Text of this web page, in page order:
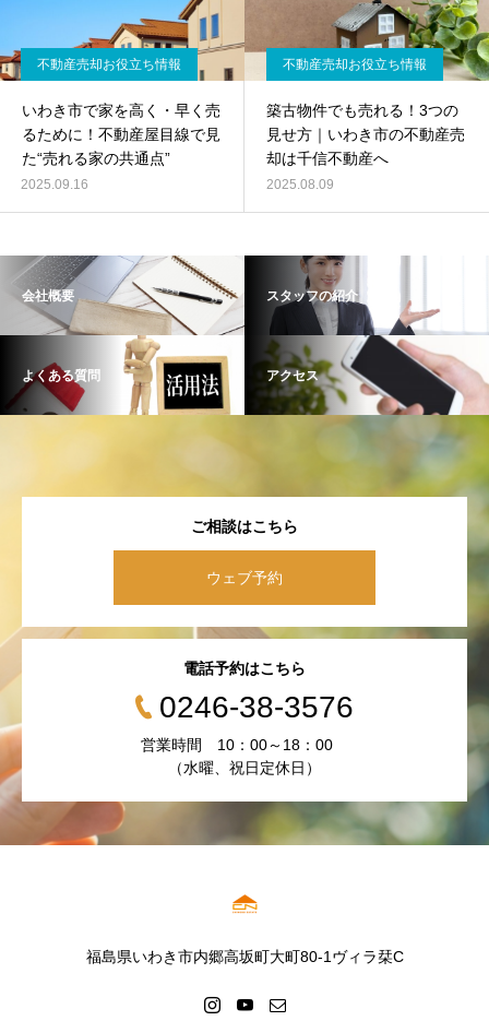
不動産売却お役立ち情報
いわき市で家を高く・早く売
るために！不動産屋目線で見
た“売れる家の共通点”
2025.09.16
不動産売却お役立ち情報
築古物件でも売れる！3つの
見せ方｜いわき市の不動産売
却は千信不動産へ
2025.08.09
会社概要 スタッフの紹介
よくある質問 アクセス
ご相談はこちら
ウェブ予約
電話予約はこちら
0246-38-3576
営業時間 10：00～18：00
（水曜、祝日定休日）
福島県いわき市内郷高坂町大町80-1ヴィラ栞C